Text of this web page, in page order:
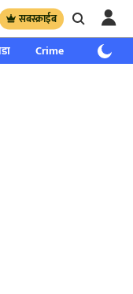
सबस्क्राईब
Crime साप्ताहिक